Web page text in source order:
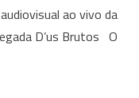
a
cidade
ao vivo da
D’us Brutos O